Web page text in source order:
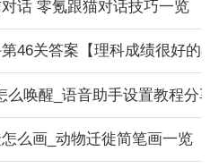
思考能力。总的来说，行星
戏，值得一试。
话 零氪跟猫对话技巧一览
46关答案【理科成绩很好的
唤醒_语音助手设置教程分享
么画_动物迁徙简笔画一览